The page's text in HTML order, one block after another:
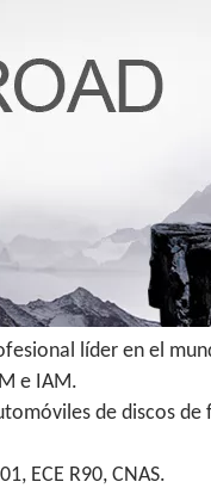
líder en el
e IAM.
de discos
ECE R90, CNAS.